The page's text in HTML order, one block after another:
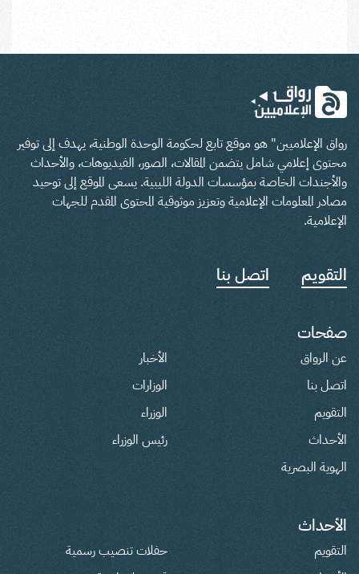
رواق الإعلاميين" هو موقع تابع لحكومة الوحدة الوطنية، يهدف إلى توفير
محتوى إعلامي شامل يتضمن المقالات، الصور، الفيديوهات، والأحداث
والأجندات الخاصة بمؤسسات الدولة الليبية. يسعى الموقع إلى توحيد
مصادر المعلومات الإعلامية وتعزيز موثوقية المحتوى المقدم للجهات
الإعلامية.
التقويم اتصل بنا
صفحات
عن الرواق
اتصل بنا
التقويم
الأحداث
الهوية البصرية
الأخبار
الوزارات
الوزراء
رئيس الوزراء
الأحداث
التقويم
حفلات تنصيب رسمية